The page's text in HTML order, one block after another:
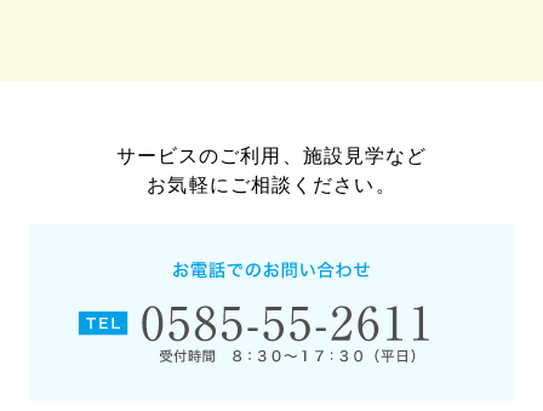
サービスのご利用、施設見学など
お気軽にご相談ください。